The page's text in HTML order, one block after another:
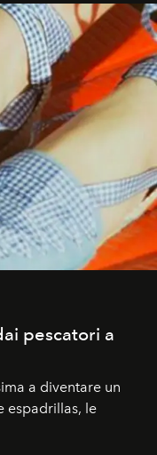
pescatori a
a diventare un
espadrillas, le